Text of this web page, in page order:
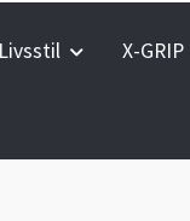
Livsstil X-GRIP